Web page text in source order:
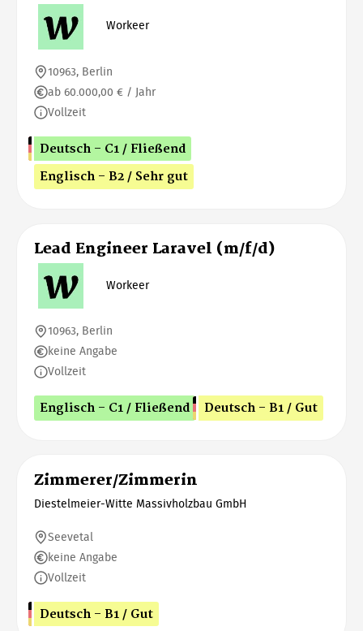
Workeer
10963, Berlin
ab 60.000,00 € / Jahr
Vollzeit
Deutsch - C1 / Fließend
Englisch - B2 / Sehr gut
Lead Engineer Laravel (m/f/d)
Workeer
10963, Berlin
keine Angabe
Vollzeit
Englisch - C1 / Fließend Deutsch - B1 / Gut
Zimmerer/Zimmerin
Diestelmeier-Witte Massivholzbau GmbH
Seevetal
keine Angabe
Vollzeit
Deutsch - B1 / Gut